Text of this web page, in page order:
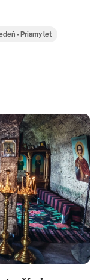
- Priamy let